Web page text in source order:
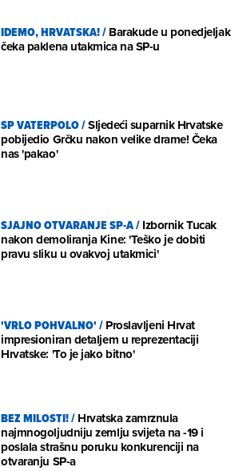
IDEMO, HRVATSKA!/Barakude u ponedjeljak
čeka paklena utakmica na SP-u
SP VATERPOLO/Sljedeći suparnik Hrvatske
pobijedio Grčku nakon velike drame! Čeka
nas 'pakao'
SJAJNO OTVARANJE SP-A/Izbornik Tucak
nakon demoliranja Kine: 'Teško je dobiti
pravu sliku u ovakvoj utakmici'
'VRLO POHVALNO'/Proslavljeni Hrvat
impresioniran detaljem u reprezentaciji
Hrvatske: 'To je jako bitno'
BEZ MILOSTI!/Hrvatska zamrznula
najmnogoljudniju zemlju svijeta na -19 i
poslala strašnu poruku konkurenciji na
otvaranju SP-a